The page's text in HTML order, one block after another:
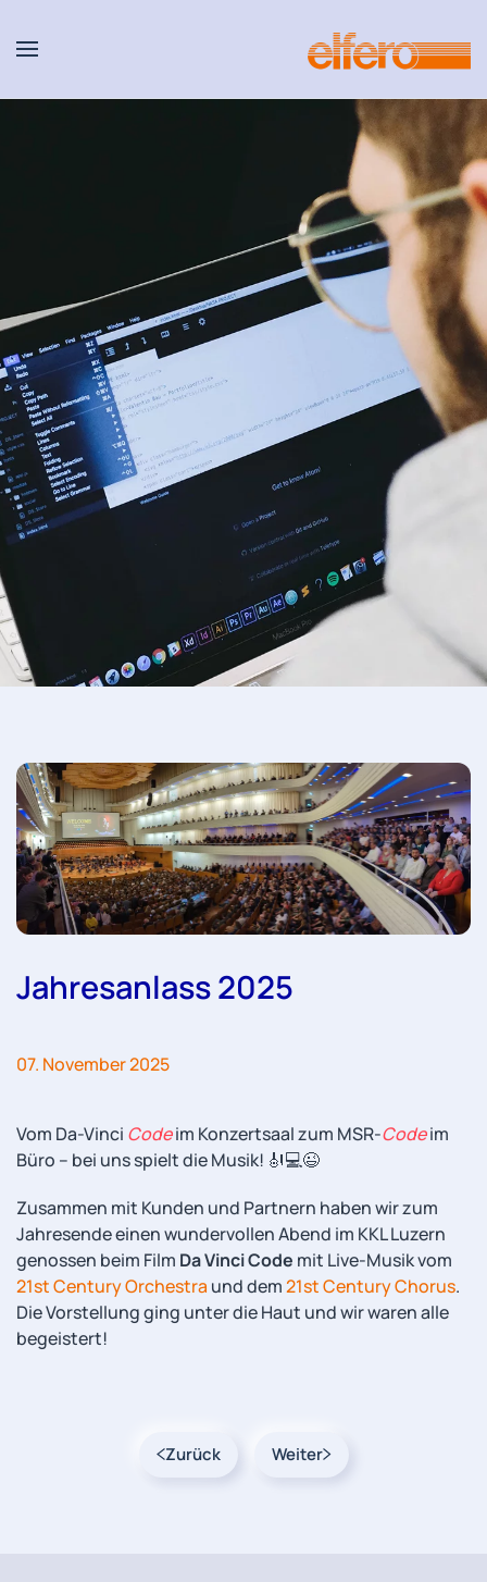
Jahresanlass 2025
07. November 2025
Vom Da-Vinci Codeim Konzertsaal zum MSR-Codeim
Büro – bei uns spielt die Musik! 🎻💻😉
Zusammen mit Kunden und Partnern haben wir zum
Jahresende einen wundervollen Abend im KKL Luzern
genossen beim Film Da Vinci Code mit Live-Musik vom
21st Century Orchestra und dem21st Century Chorus.
Die Vorstellung ging unter die Haut und wir waren alle
begeistert!
Zurück Weiter